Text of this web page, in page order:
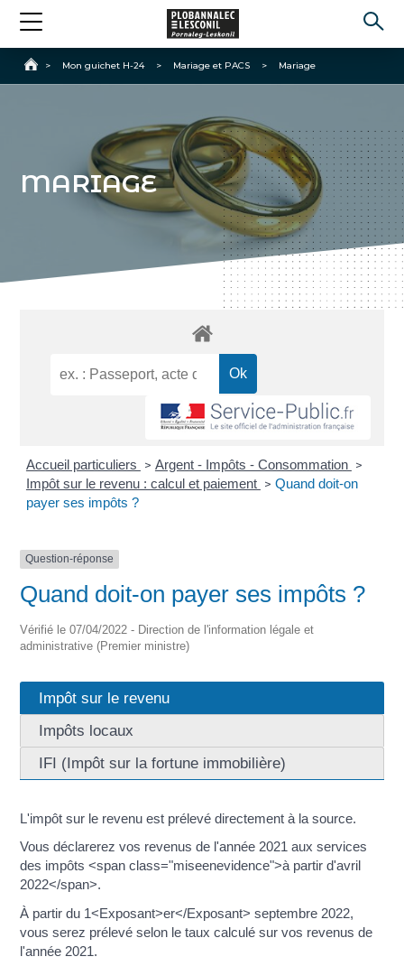
Accueil
> Mon guichet H-24 > Mariage et PACS > Mariage
MARIAGE
Accueil particuliers > Argent - Impôts - Consommation >
Impôt sur le revenu : calcul et paiement > Quand doit-on
payer ses impôts ?
Question-réponse
Quand doit-on payer ses impôts ?
Vérifié le 07/04/2022 - Direction de l'information légale et
administrative (Premier ministre)
Impôt sur le revenu
Impôts locaux
IFI (Impôt sur la fortune immobilière)
L'impôt sur le revenu est prélevé directement à la source.
Vous déclarerez vos revenus de l'année 2021 aux services
des impôts <span class="miseenevidence">à partir d'avril
2022</span>.
À partir du 1<Exposant>er</Exposant> septembre 2022,
vous serez prélevé selon le taux calculé sur vos revenus de
l'année 2021.